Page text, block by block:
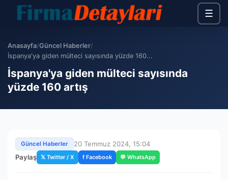
☰
Anasayfa/Güncel Haberler/
İspanya'ya giden mülteci sayısında yüzde 160...
İspanya'ya giden mülteci sayısında
yüzde 160 artış
Güncel Haberler
20 Temmuz 2024, 15:04
Paylaş 𝕏 Twitter / X f Facebook 💬 WhatsApp